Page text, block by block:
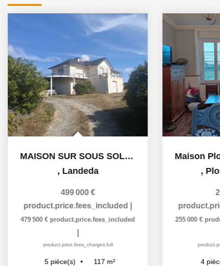
MAISON SUR SOUS SOL LANDEDA
, Landeda
499 000 €
product.price.fees_included
479 500 € product.price.fees_included
product.price.fees_charges.full
5 pièce(s) 117 m²
,
255 000 €
4